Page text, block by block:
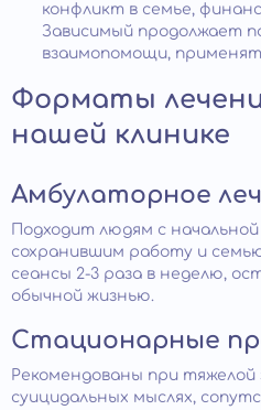
конфликт в семье,
Зависимый продолжает
взаимопомощи,
Форматы
нашей клинике
Амбулаторное
Подходит людям с
сохранившим работу и
сеансы 2-3 раза в неделю,
обычной жизнью.
Стационарные
Рекомендованы при тяжелой
суицидальных мыслях,